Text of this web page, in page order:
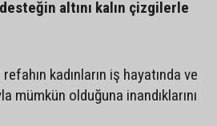
altını kalın çizgilerle
kadınların iş hayatında ve
mümkün olduğuna inandıklarını